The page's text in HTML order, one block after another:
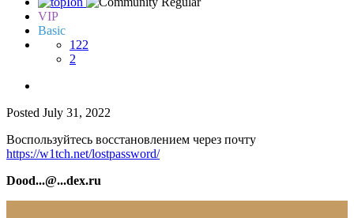
VIP
Basic
122
2
Posted July 31, 2022
Воспользуйтесь восстановлением через почту
https://w1tch.net/lostpassword/
Dood...@...dex.ru